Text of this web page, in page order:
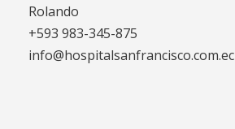
Rolando
+593 983-345-875
info@hospitalsanfrancisco.com.ec